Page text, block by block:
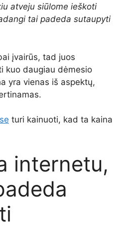
atveju siūlome ieškoti
tai padeda sutaupyti
įvairūs, tad juos
kuo daugiau dėmesio
yra vienas iš aspektų,
turi kainuoti, kad ta kaina
internetu,